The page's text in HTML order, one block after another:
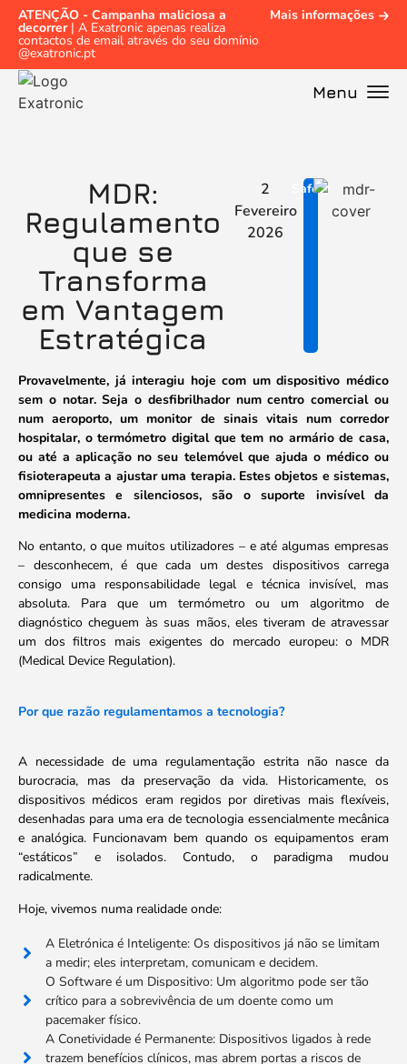
ATENÇÃO - Campanha maliciosa a
decorrer| A Exatronic apenas realiza
contactos de email através do seu domínio
@exatronic.pt
Mais informações
Menu
MDR:
Regulamento
que se
Transforma
em Vantagem
Estratégica
2
Fevereiro
2026
Safety
Provavelmente, já interagiu hoje com um dispositivo médico
sem o notar. Seja o desfibrilhador num centro comercial ou
num aeroporto, um monitor de sinais vitais num corredor
hospitalar, o termómetro digital que tem no armário de casa,
ou até a aplicação no seu telemóvel que ajuda o médico ou
fisioterapeuta a ajustar uma terapia. Estes objetos e sistemas,
omnipresentes e silenciosos, são o suporte invisível da
medicina moderna.
No entanto, o que muitos utilizadores – e até algumas empresas
– desconhecem, é que cada um destes dispositivos carrega
consigo uma responsabilidade legal e técnica invisível, mas
absoluta. Para que um termómetro ou um algoritmo de
diagnóstico cheguem às suas mãos, eles tiveram de atravessar
um dos filtros mais exigentes do mercado europeu: o MDR
(Medical Device Regulation).
Por que razão regulamentamos a tecnologia?
A necessidade de uma regulamentação estrita não nasce da
burocracia, mas da preservação da vida. Historicamente, os
dispositivos médicos eram regidos por diretivas mais flexíveis,
desenhadas para uma era de tecnologia essencialmente mecânica
e analógica. Funcionavam bem quando os equipamentos eram
“estáticos” e isolados. Contudo, o paradigma mudou
radicalmente.
Hoje, vivemos numa realidade onde:
A Eletrónica é Inteligente: Os dispositivos já não se limitam
a medir; eles interpretam, comunicam e decidem.
O Software é um Dispositivo: Um algoritmo pode ser tão
crítico para a sobrevivência de um doente como um
pacemaker físico.
A Conetividade é Permanente: Dispositivos ligados à rede
trazem benefícios clínicos, mas abrem portas a riscos de